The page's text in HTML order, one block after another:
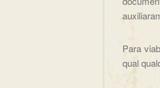
Para
qual